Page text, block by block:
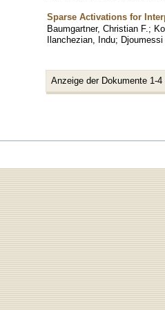
Sparse Activations for
Baumgartner, Christian F. ;
Ilanchezian, Indu;
Anzeige der Dokumente 1-4